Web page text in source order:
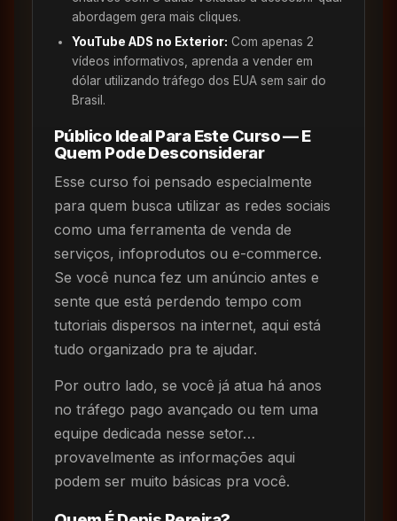
abordagem gera mais cliques.
YouTube ADS no Exterior: Com apenas 2
vídeos informativos, aprenda a vender em
dólar utilizando tráfego dos EUA sem sair do
Brasil.
Público Ideal Para Este Curso — E
Quem Pode Desconsiderar
Esse curso foi pensado especialmente
para quem busca utilizar as redes sociais
como uma ferramenta de venda de
serviços, infoprodutos ou e-commerce.
Se você nunca fez um anúncio antes e
sente que está perdendo tempo com
tutoriais dispersos na internet, aqui está
tudo organizado pra te ajudar.
Por outro lado, se você já atua há anos
no tráfego pago avançado ou tem uma
equipe dedicada nesse setor…
provavelmente as informações aqui
podem ser muito básicas pra você.